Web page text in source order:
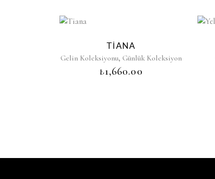
TIANA
Gelin Koleksiyonu, Günlük Koleksiyon
₺1,660.00